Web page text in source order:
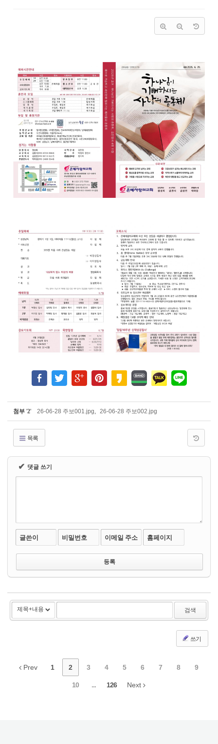
첨부 '2' 26-06-28 주보001.jpg 26-06-28 주보002.jpg
목록
✔ 댓글 쓰기
글쓴이 비밀번호 이메일 주소 홈페이지
검색
쓰기
Prev 1 2 3 4 5 6 7 8 9
10 ... 126 Next